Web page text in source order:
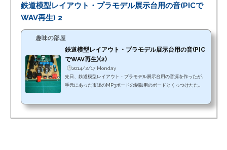
鉄道模型レイアウト・プラモデル展示台用の音(PICで
WAV再生) 2
趣味の部屋
鉄道模型レイアウト・プラモデル展示台用の音(PIC
でWAV再生)(2)
2014/2/17 Monday
先日、鉄道模型レイアウト・プラモデル展示台用の音源を作ったが、
手元にあった市販のMP3ボードの制御用のボードとくっつけたた